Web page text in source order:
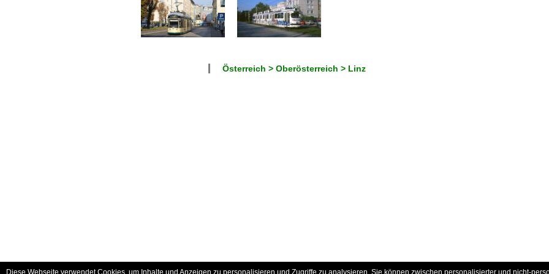
Österreich > Oberösterreich > Linz
Diese Webseite verwendet Cookies, um Inhalte und Anzeigen zu personalisieren und Zugriffe zu analysieren. Sie können zwischen personalisierter und nicht-